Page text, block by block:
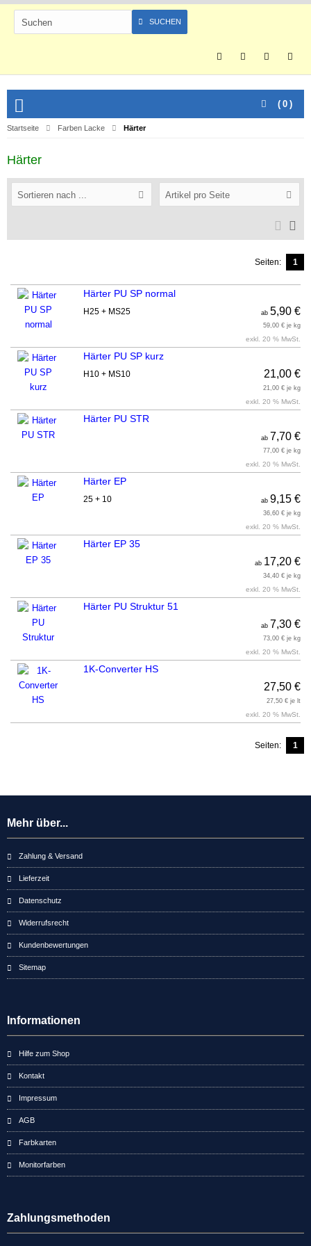
SUCHEN
( 0 )
Startseite Farben Lacke Härter
Härter
Sortieren nach ... Artikel pro Seite
Seiten: 1
Härter PU SP normal
H25 + MS25 ab 5,90 €
59,00 € je kg
exkl. 20 % MwSt.
Härter PU SP kurz
H10 + MS10 21,00 €
21,00 € je kg
exkl. 20 % MwSt.
Härter PU STR
ab 7,70 €
77,00 € je kg
exkl. 20 % MwSt.
Härter EP
25 + 10 ab 9,15 €
36,60 € je kg
exkl. 20 % MwSt.
Härter EP 35
ab 17,20 €
34,40 € je kg
exkl. 20 % MwSt.
Härter PU Struktur 51
ab 7,30 €
73,00 € je kg
exkl. 20 % MwSt.
1K-Converter HS
27,50 €
27,50 € je lt
exkl. 20 % MwSt.
Seiten: 1
Mehr über...
Zahlung & Versand
Lieferzeit
Datenschutz
Widerrufsrecht
Kundenbewertungen
Sitemap
Informationen
Hilfe zum Shop
Kontakt
Impressum
AGB
Farbkarten
Monitorfarben
Zahlungsmethoden